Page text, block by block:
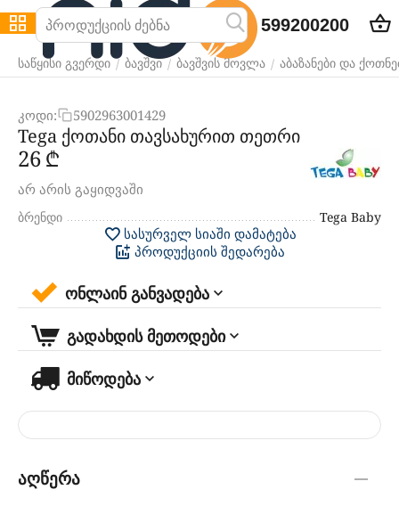
599200200
საწყისი გვერდი / ბავშვი / ბავშვის მოვლა / აბაზანები და
კოდი: 5902963001429
Tega ქოთანი თავსახურით თეთრი
‍26‍₾
არ არის გაყიდვაში
ბრენდი Tega Baby
სასურველ სიაში დამატება
პროდუქციის შედარება
ონლაინ განვადება
გადახდის მეთოდები
მიწოდება
აღწერა